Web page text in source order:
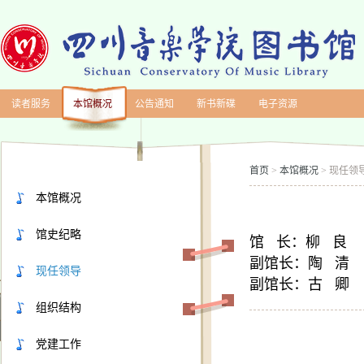
读者服务 本馆概况 公告通知 新书新碟 电子资源
本馆概况
馆史纪略
现任领导
组织结构
党建工作
首页 > 本馆概况 > 现任领
馆 长：柳 良
副馆长：陶 清
副馆长：古 卿